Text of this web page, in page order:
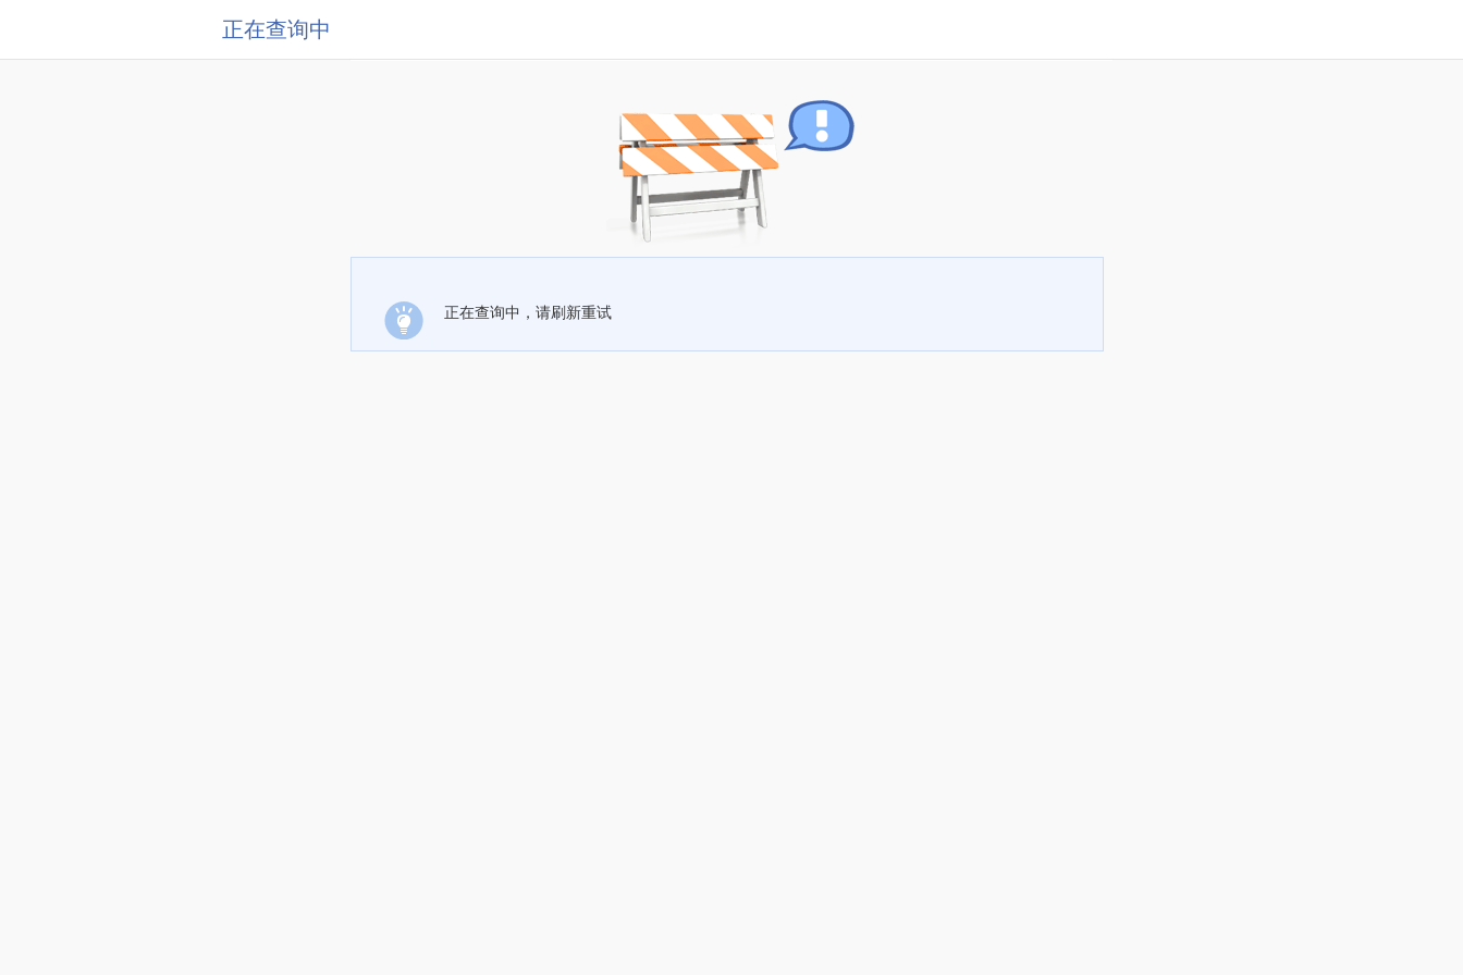
正在查询中
正在查询中，请刷新重试